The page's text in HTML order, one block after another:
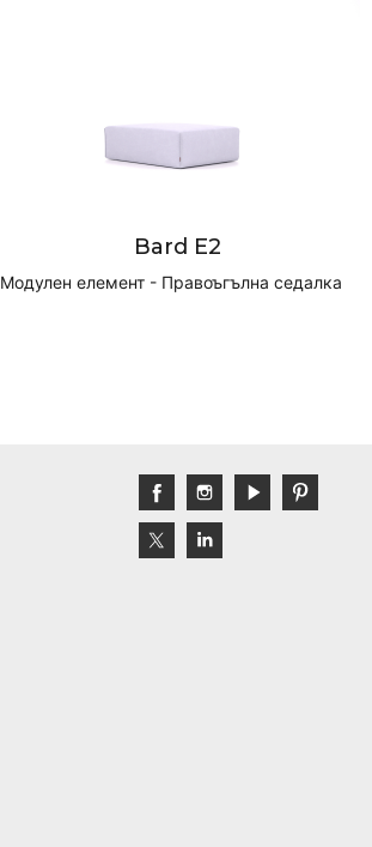
Bard E2
Модулен елемент - Правоъгълна седалка